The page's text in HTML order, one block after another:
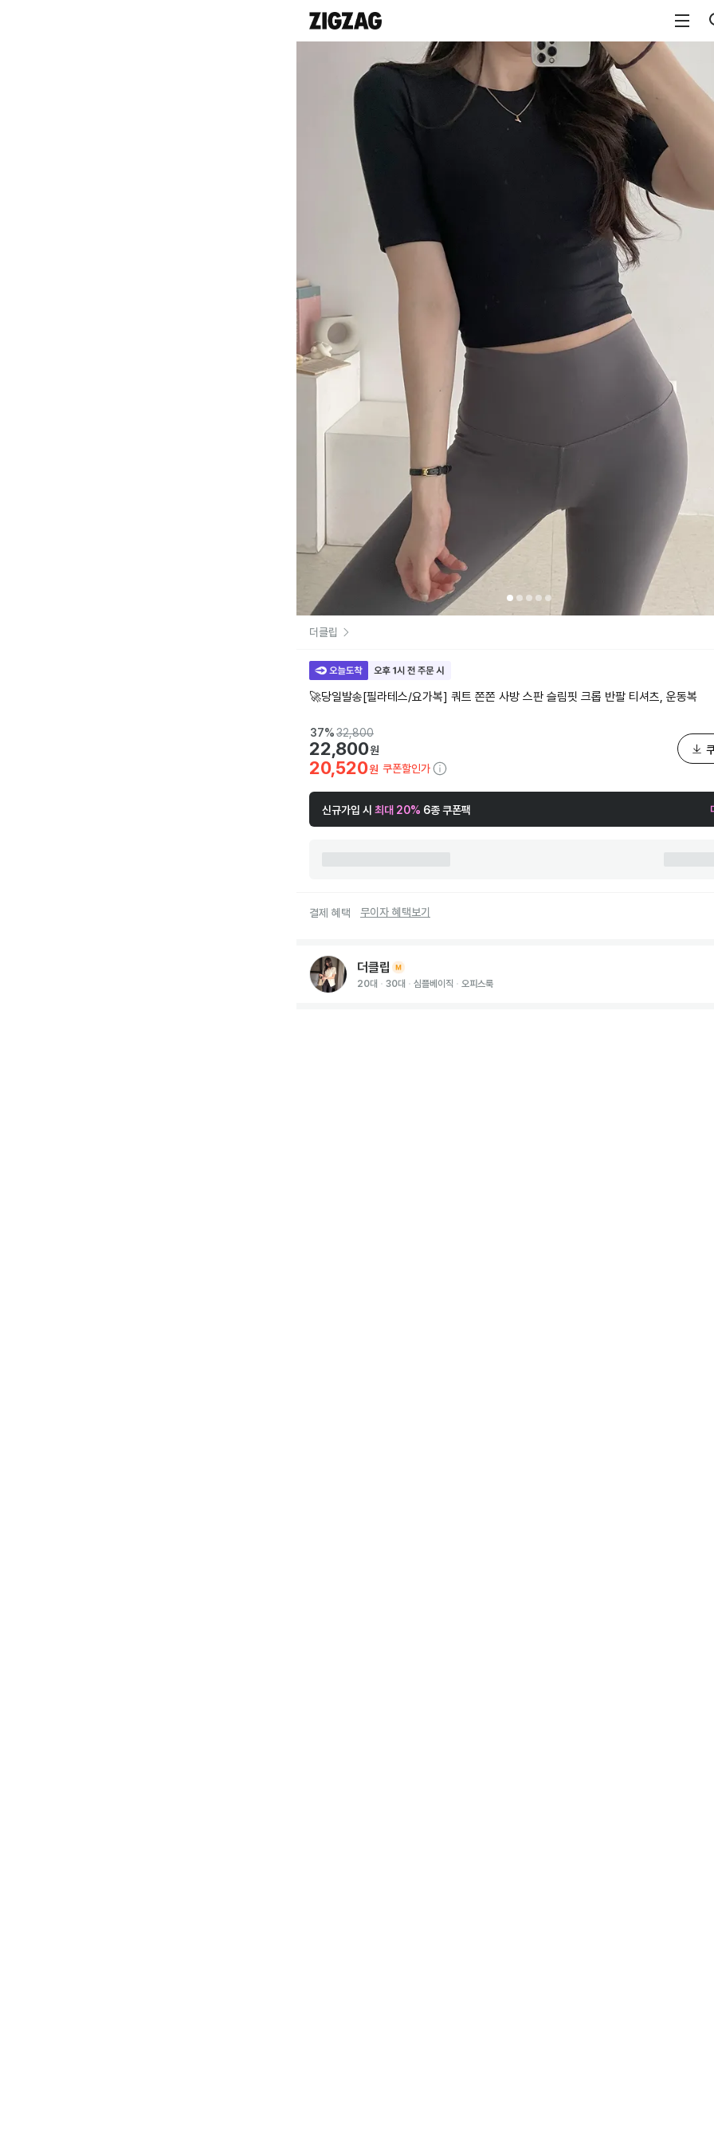
더클립
🚀당일발송[필라테스/요가복] 쿼트 쫀쫀 사방 스판 슬림핏 크롭 반팔 티셔츠, 운동복
37%32,800
22,800원
20,520원 쿠폰할인가
신규가입 시 최대 20% 6종 쿠폰팩
결제 혜택 무이자 혜택보기
더클립
20대 30대 심플베이직 오피스룩